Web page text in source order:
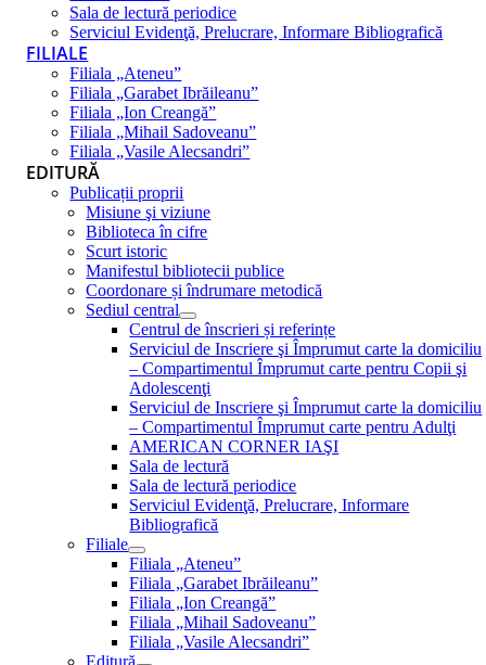
Sala de lectură periodice
Serviciul Evidenţă, Prelucrare, Informare Bibliografică
FILIALE
Filiala „Ateneu”
Filiala „Garabet Ibrăileanu”
Filiala „Ion Creangă”
Filiala „Mihail Sadoveanu”
Filiala „Vasile Alecsandri”
EDITURĂ
Publicații proprii
Misiune şi viziune
Biblioteca în cifre
Scurt istoric
Manifestul bibliotecii publice
Coordonare și îndrumare metodică
Sediul central
Centrul de înscrieri și referințe
Serviciul de Inscriere şi Împrumut carte la domiciliu
– Compartimentul Împrumut carte pentru Copii şi
Adolescenţi
Serviciul de Inscriere şi Împrumut carte la domiciliu
– Compartimentul Împrumut carte pentru Adulţi
AMERICAN CORNER IAŞI
Sala de lectură
Sala de lectură periodice
Serviciul Evidenţă, Prelucrare, Informare
Bibliografică
Filiale
Filiala „Ateneu”
Filiala „Garabet Ibrăileanu”
Filiala „Ion Creangă”
Filiala „Mihail Sadoveanu”
Filiala „Vasile Alecsandri”
Editură